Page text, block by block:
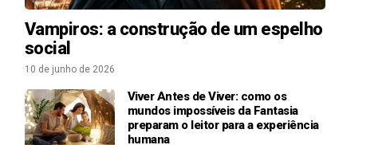
Vampiros: a construção de um espelho
social
10 de junho de 2026
Viver Antes de Viver: como os
mundos impossíveis da Fantasia
preparam o leitor para a experiência
humana